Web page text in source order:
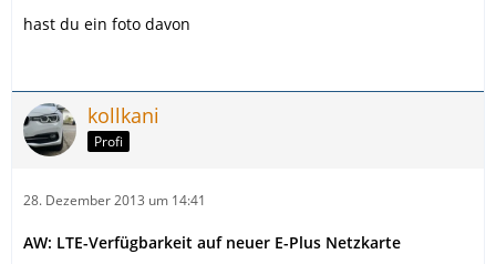
hast du ein foto davon
kollkani
Profi
28. Dezember 2013 um 14:41
AW: LTE-Verfügbarkeit auf neuer E-Plus Netzkarte